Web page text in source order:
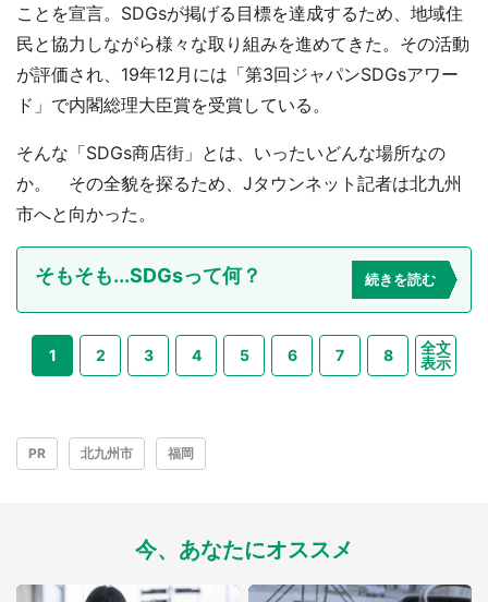
都道府選択
選択する
ことを宣言。SDGsが掲げる目標を達成するため、地域住
民と協力しながら様々な取り組みを進めてきた。その活動
が評価され、19年12月には「第3回ジャパンSDGsアワー
ド」で内閣総理大臣賞を受賞している。
そんな「SDGs商店街」とは、いったいどんな場所なの
か。 その全貌を探るため、Jタウンネット記者は北九州
市へと向かった。
そもそも...SDGsって何？ 続きを読む
1 2 3 4 5 6 7 8
全文
表示
PR 北九州市 福岡
今、あなたにオススメ